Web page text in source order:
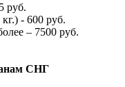
руб.
- 600 руб.
– 7500 руб.
СНГ